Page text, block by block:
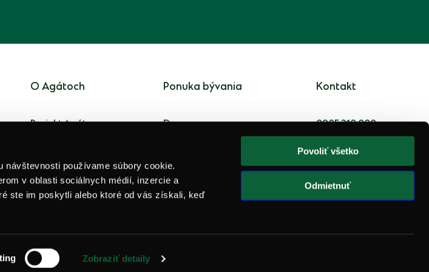
návštevnosti používame súbory cookie.
v oblasti sociálnych médií, inzercie a
ste im poskytli alebo ktoré od vás získali, keď
Zobraziť detaily
Povoliť všetko
Odmietnuť
O Agátoch
Projekt Agáty
Lokalita
Iné projekty
Ponuka bývania
Domy
Investičné bývanie
Kontakt
0905 210 000
agaty@agaty.sk